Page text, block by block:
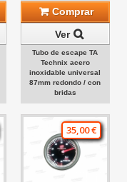
Comprar
Ver
Tubo de escape TA
Technix acero
inoxidable universal
87mm redondo / con
bridas
35,00 €